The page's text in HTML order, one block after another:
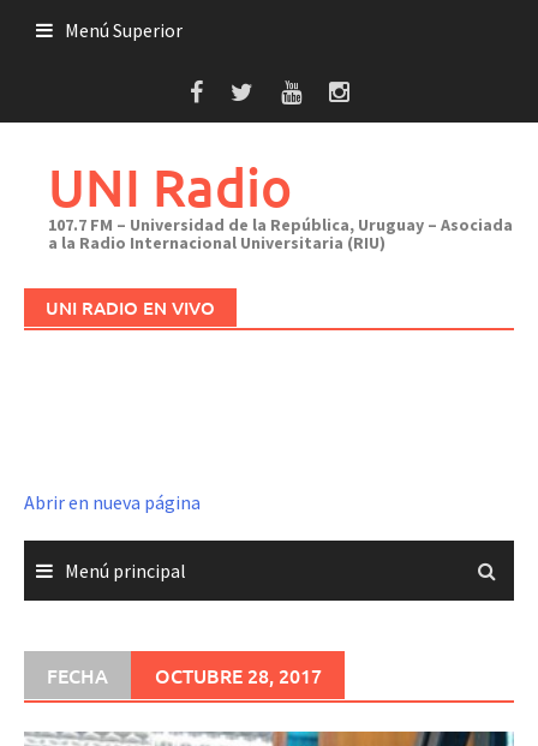
Menú Superior
UNI Radio
107.7 FM – Universidad de la República, Uruguay – Asociada
a la Radio Internacional Universitaria (RIU)
UNI RADIO EN VIVO
Abrir en nueva página
Menú principal
FECHA OCTUBRE 28, 2017